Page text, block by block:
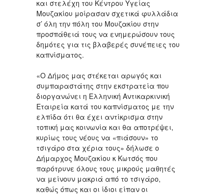
και στελέχη του Κέντρου Υγείας
Μουζακίου μοίρασαν σχετικά φυλλάδια
σ’ όλη την πόλη του Μουζακίου στην
προσπάθειά τους να ενημερώσουν τους
δημότες για τις βλαβερές συνέπειες του
καπνίσματος.
«Ο Δήμος μας στέκεται αρωγός και
συμπαραστάτης στην εκστρατεία που
διοργανώνει η Ελληνική Αντικαρκινική
Εταιρεία κατά του καπνίσματος με την
ελπίδα ότι θα έχει αντίκρισμα στην
τοπική μας κοινωνία και θα αποτρέψει,
κυρίως τους νέους να «πιάσουν» το
τσιγάρο στα χέρια τους» δήλωσε ο
Δήμαρχος Μουζακίου κ Κωτσός που
παρότρυνε όλους τους μικρούς μαθητές
να μείνουν μακριά από το τσιγάρο,
καθώς όπως και οι ίδιοι είπαν οι